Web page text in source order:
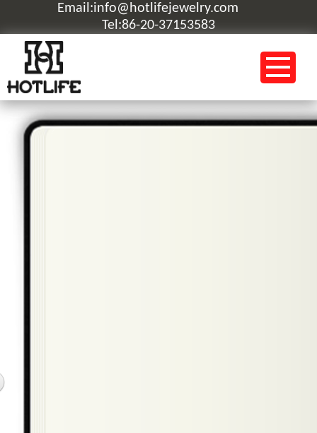
Email:info@hotlifejewelry.com
Tel:86-20-37153583